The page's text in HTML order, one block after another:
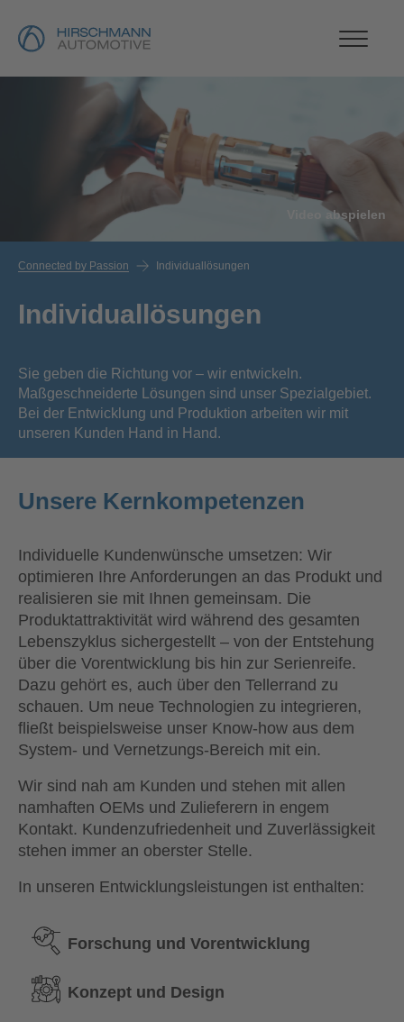
Connected by Passion Individuallösungen
Individuallösungen
Sie geben die Richtung vor – wir entwickeln.
Maßgeschneiderte Lösungen sind unser Spezialgebiet.
Bei der Entwicklung und Produktion arbeiten wir mit
unseren Kunden Hand in Hand.
Video abspielen
Unsere Kernkompetenzen
Individuelle Kundenwünsche umsetzen: Wir
optimieren Ihre Anforderungen an das Produkt und
realisieren sie mit Ihnen gemeinsam. Die
Produktattraktivität wird während des gesamten
Lebenszyklus sichergestellt – von der Entstehung
über die Vorentwicklung bis hin zur Serienreife.
Dazu gehört es, auch über den Tellerrand zu
schauen. Um neue Technologien zu integrieren,
fließt beispielsweise unser Know-how aus dem
System- und Vernetzungs-Bereich mit ein.
Wir sind nah am Kunden und stehen mit allen
namhaften OEMs und Zulieferern in engem
Kontakt. Kundenzufriedenheit und Zuverlässigkeit
stehen immer an oberster Stelle.
In unseren Entwicklungsleistungen ist enthalten:
Forschung und Vorentwicklung
Konzept und Design